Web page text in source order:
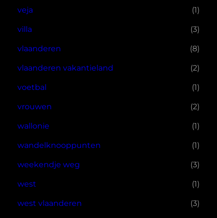
veja (1)
villa (3)
vlaanderen (8)
vlaanderen vakantieland (2)
voetbal (1)
vrouwen (2)
wallonie (1)
wandelknooppunten (1)
weekendje weg (3)
west (1)
west vlaanderen (3)